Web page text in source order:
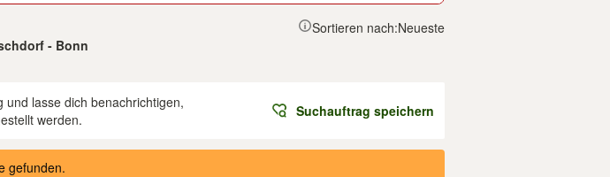
- Bonn
Sortieren nach:Neueste
und lasse dich benachrichtigen,
werden.
Suchauftrag speichern
gefunden.